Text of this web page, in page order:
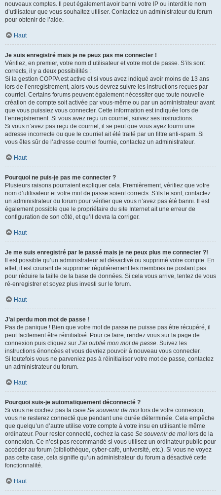
nouveaux comptes. Il peut également avoir banni votre IP ou interdit le nom
d’utilisateur que vous souhaitez utiliser. Contactez un administrateur du forum
pour obtenir de l’aide.
Haut
Je suis enregistré mais je ne peux pas me connecter !
Vérifiez, en premier, votre nom d’utilisateur et votre mot de passe. S’ils sont
corrects, il y a deux possibilités :
Si la gestion COPPA est active et si vous avez indiqué avoir moins de 13 ans
lors de l’enregistrement, alors vous devrez suivre les instructions reçues par
courriel. Certains forums peuvent également nécessiter que toute nouvelle
création de compte soit activée par vous-même ou par un administrateur avant
que vous puissiez vous connecter. Cette information est indiquée lors de
l’enregistrement. Si vous avez reçu un courriel, suivez ses instructions.
Si vous n’avez pas reçu de courriel, il se peut que vous ayez fourni une
adresse incorrecte ou que le courriel ait été traité par un filtre anti-spam. Si
vous êtes sûr de l’adresse courriel fournie, contactez un administrateur.
Haut
Pourquoi ne puis-je pas me connecter ?
Plusieurs raisons pourraient expliquer cela. Premièrement, vérifiez que votre
nom d’utilisateur et votre mot de passe soient corrects. S’ils le sont, contactez
un administrateur du forum pour vérifier que vous n’avez pas été banni. Il est
également possible que le propriétaire du site Internet ait une erreur de
configuration de son côté, et qu’il devra la corriger.
Haut
Je me suis enregistré par le passé mais je ne peux plus me connecter ?!
Il est possible qu’un administrateur ait désactivé ou supprimé votre compte. En
effet, il est courant de supprimer régulièrement les membres ne postant pas
pour réduire la taille de la base de données. Si cela vous arrive, tentez de vous
ré-enregistrer et soyez plus investi sur le forum.
Haut
J’ai perdu mon mot de passe !
Pas de panique ! Bien que votre mot de passe ne puisse pas être récupéré, il
peut facilement être réinitialisé. Pour ce faire, rendez vous sur la page de
connexion puis cliquez sur J’ai oublié mon mot de passe. Suivez les
instructions énoncées et vous devriez pouvoir à nouveau vous connecter.
Si toutefois vous ne parveniez pas à réinitialiser votre mot de passe, contactez
un administrateur du forum.
Haut
Pourquoi suis-je automatiquement déconnecté ?
Si vous ne cochez pas la case Se souvenir de moi lors de votre connexion,
vous ne resterez connecté que pendant une durée déterminée. Cela empêche
que quelqu’un d’autre utilise votre compte à votre insu en utilisant le même
ordinateur. Pour rester connecté, cochez la case Se souvenir de moi lors de la
connexion. Ce n’est pas recommandé si vous utilisez un ordinateur public pour
accéder au forum (bibliothèque, cyber-café, université, etc.). Si vous ne voyez
pas cette case, cela signifie qu’un administrateur du forum a désactivé cette
fonctionnalité.
Haut